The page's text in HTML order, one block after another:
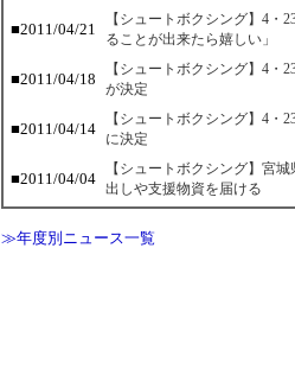
■2011/04/21
【シュートボクシング】4・
ることが出来たら嬉しい」
■2011/04/18
【シュートボクシング】4・
が決定
■2011/04/14
【シュートボクシング】4・
に決定
■2011/04/04
【シュートボクシング】宮
出しや支援物資を届ける
≫年度別ニュース一覧